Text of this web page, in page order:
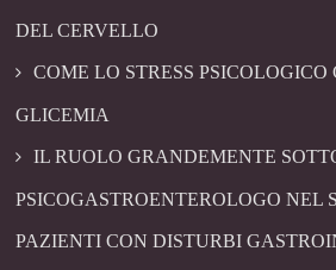
DEL CERVELLO
COME LO STRESS
GLICEMIA
IL RUOLO GRANDEMENTE
PSICOGASTROENTEROLOGO NEL
PAZIENTI CON DISTURBI